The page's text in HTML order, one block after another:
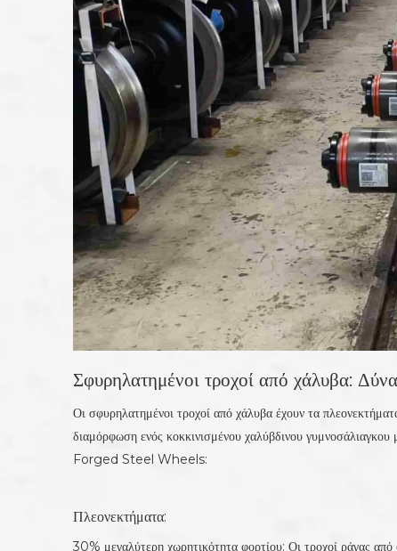
Σφυρηλατημένοι τροχοί από χάλυβα:
Οι σφυρηλατημένοι τροχοί από χάλυβα έχουν τα
διαμόρφωση ενός κοκκινισμένου χαλύβδινου
Forged Steel Wheels:
Πλεονεκτήματα:
30% μεγαλύτερη χωρητικότητα φορτίου: Οι τροχοί ράγας